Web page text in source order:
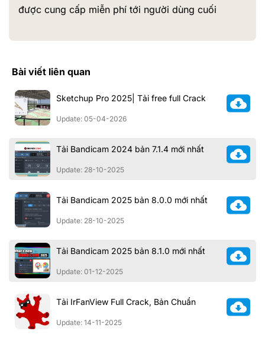
được cung cấp miễn phí tới người dùng cuối
Bài viết liên quan
Sketchup Pro 2025| Tải free full Crack
Update: 05-04-2026
Tải Bandicam 2024 bản 7.1.4 mới nhất
Update: 28-10-2025
Tải Bandicam 2025 bản 8.0.0 mới nhất
Update: 28-10-2025
Tải Bandicam 2025 bản 8.1.0 mới nhất
Update: 01-12-2025
Tải IrFanView Full Crack, Bản Chuẩn
Update: 14-11-2025